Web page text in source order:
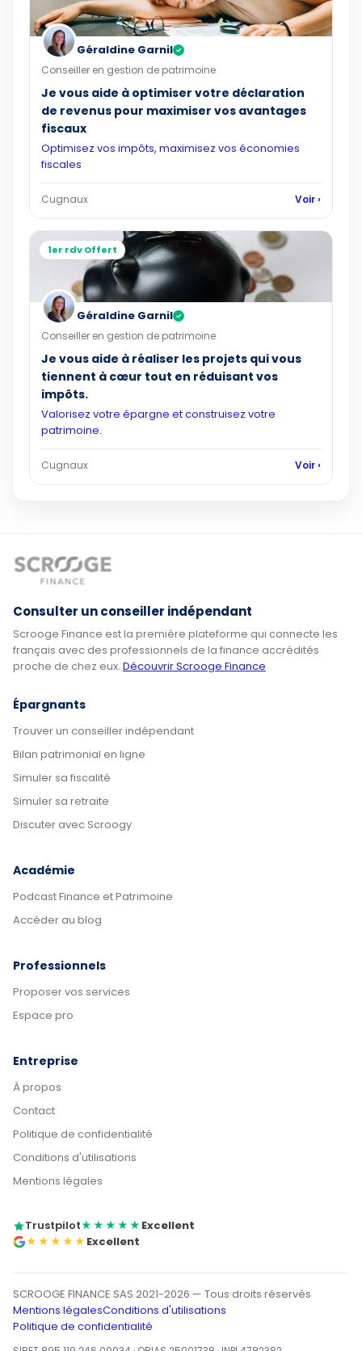
Géraldine Garnil ✓
Conseiller en gestion de patrimoine
Je vous aide à optimiser votre déclaration
de revenus pour maximiser vos avantages
fiscaux
Optimisez vos impôts, maximisez vos économies
fiscales
Cugnaux Voir ›
1er rdv Offert
Géraldine Garnil ✓
Conseiller en gestion de patrimoine
Je vous aide à réaliser les projets qui vous
tiennent à cœur tout en réduisant vos
impôts.
Valorisez votre épargne et construisez votre
patrimoine.
Cugnaux Voir ›
Consulter un conseiller indépendant
Scrooge Finance est la première plateforme qui connecte les
français avec des professionnels de la finance accrédités
proche de chez eux. Découvrir Scrooge Finance
Épargnants
Trouver un conseiller indépendant
Bilan patrimonial en ligne
Simuler sa fiscalité
Simuler sa retraite
Discuter avec Scroogy
Académie
Podcast Finance et Patrimoine
Accéder au blog
Professionnels
Proposer vos services
Espace pro
Entreprise
À propos
Contact
Politique de confidentialité
Conditions d'utilisations
Mentions légales
Trustpilot★★★★★ Excellent
★★★★★ Excellent
SCROOGE FINANCE SAS 2021-2026 — Tous droits réservés
Mentions légalesConditions d'utilisations
Politique de confidentialité